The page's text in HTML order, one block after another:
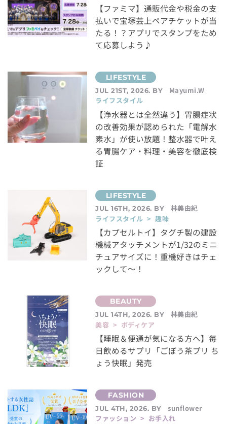
【ファミマ】通販代金や税金の支
払いで宝塚芸上ペアチケットが当
たる！？アプリでスタンプをため
て応募しよう♪
JUL 21ST, 2026. BY
Mayumi.W
ライフスタイル
【浄水器とは全然違う】胃腸症状
の改善効果が認められた「電解水
素水」が使い放題！整水器で叶え
る胃腸ケア・料理・美容を徹底検
証
JUL 16TH, 2026. BY
林美由紀
ライフスタイル > 趣味
【カプセルトイ】タグチ製の建設
機械アタッチメントが1/32のミニ
チュアサイズに！重機好きはチェ
ックして～！
JUL 14TH, 2026. BY
林美由紀
美容 > ボディケア
【睡眠＆便通が気になる方へ】毎
日飲めるサプリ「ごぼう茶プリ ち
ょう快眠」発売
JUL 4TH, 2026. BY
sunflower
ファッション > お手入れ